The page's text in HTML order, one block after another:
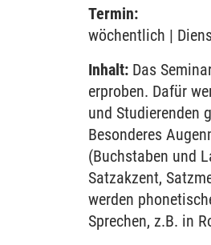
Termin:
wöchentlich |
Inhalt: Das
erproben. Dafür
und Studierenden
Besonderes
(Buchstaben und
Satzakzent,
werden
Sprechen, z.B. in